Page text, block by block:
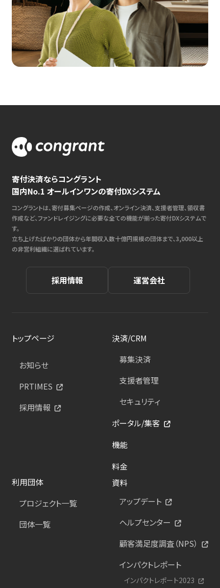
寄付決済ならコングラント
国内No.1 オールインワンの寄付DXシステム
コングラントは、寄付募集ページの作成、オンライン決済、支援者管理、領収書
作成など、ファンドレイジングに必要な全ての機能が揃った寄付DXシステムで
す。
立ち上げたばかりの団体から年間収入数十億円規模の団体まで、3,000以上
の非営利組織に選ばれています。
採用情報 運営会社
トップページ
お知らせ
PRTIMES
採用情報
決済/CRM
募集決済
支援者管理
セキュリティ
ポータル/集客
機能
料金
利用団体
プロジェクト一覧
団体一覧
資料
アップデート
ヘルプセンター
顧客満足度調査（NPS）
インパクトレポート
インパクトレポート2023